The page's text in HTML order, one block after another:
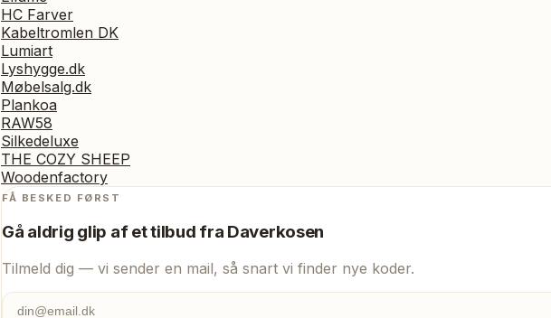
HC Farver
Kabeltromlen DK
Lumiart
Lyshygge.dk
Møbelsalg.dk
Plankoa
RAW58
Silkedeluxe
THE COZY SHEEP
Woodenfactory
FÅ BESKED FØRST
Gå aldrig glip af et tilbud fra Daverkosen
Tilmeld dig — vi sender en mail, så snart vi finder nye koder.